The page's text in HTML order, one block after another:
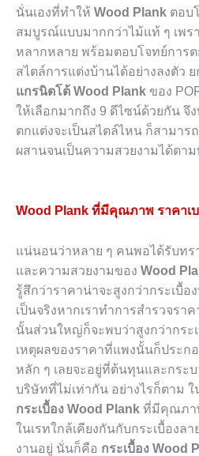
นั่นเองที่ทำให้ Wood Plank ตอบ
สมบูรณ์แบบมากกว่าไม้แท้ ๆ เพร
หลากหลาย พร้อมตอบโจทย์การ
สไตล์การแต่งบ้านได้อย่างลงตัว
แกรนิตโต้ Wood Plank ของ
ให้เลือกมากถึง 9 ดีไซน์ด้วยกัน จึ
ตกแต่งจะเป็นสไตล์ไหน ก็สามา
ผสานจนเป็นความสวยงามได้ตาม
Wood Plank ที่มีคุณภาพ ราคาเ
แน่นอนว่าหลาย ๆ คนพอได้รับท
และความสวยงามของ Wood
รู้สึกว่าราคาน่าจะสูงกว่ากระเบื้อ
เป็นจริงหากเราทำการสำรวจราค
นั้นส่วนใหญ่ก็จะพบว่าสูงกว่ากระ
เหตุผลของราคาที่แพงนั้นก็ประก
หลัก ๆ เลยจะอยู่ที่ต้นทุนและกระ
บริษัทที่ไม่เท่ากัน อย่างไรก็ตาม
กระเบื้อง Wood Plank ที่มีคุณภา
ในเรทใกล้เคียงกันกับกระเบื้องล
งานอยู่ นั่นก็คือ กระเบื้อง Wood